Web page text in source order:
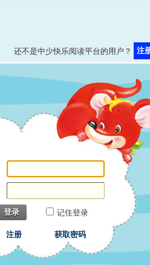
还不是中少快乐阅读平台的用户？ 注
登录 记住登录
注册 获取密码